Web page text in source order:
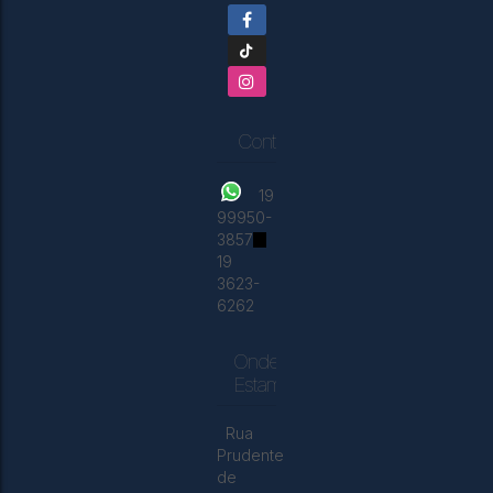
Contatos
19
99950-
3857
19
3623-
6262
Onde
Estamos
Rua
Prudente
de